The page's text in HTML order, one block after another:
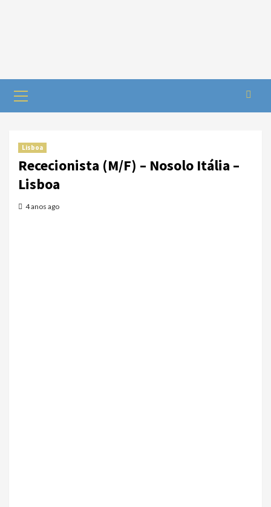
Lisboa
Rececionista (M/F) – Nosolo Itália –
Lisboa
4 anos ago